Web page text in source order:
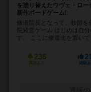
を塗り替えたウヴェ・ロ
新作ボードゲーム!
修道院長となって、牧師
院経営ゲーム はじめは自
す。 ここに修道士を置い
235
興味あり 経験あ